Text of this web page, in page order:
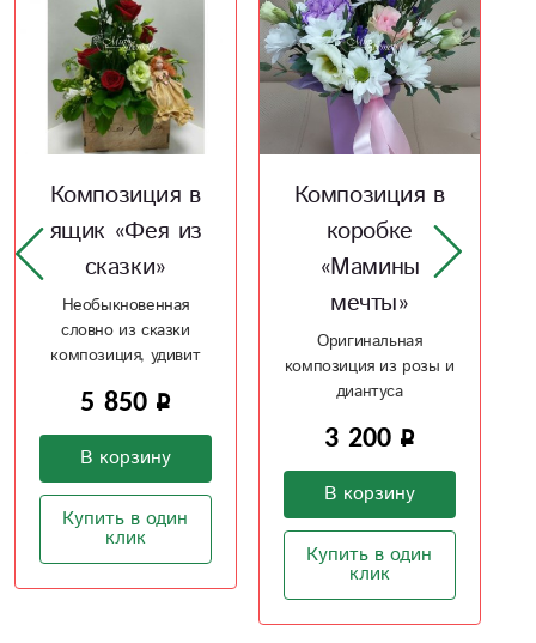
Композиция в
коробке
«Мамины
мечты»
Оригинальная
композиция из розы и
диантуса
3 200
В корзину
Композиция в
корзине
«Калейдоскоп»
Для изысканных
нестандартных
решений
9 300
Купить в один
клик